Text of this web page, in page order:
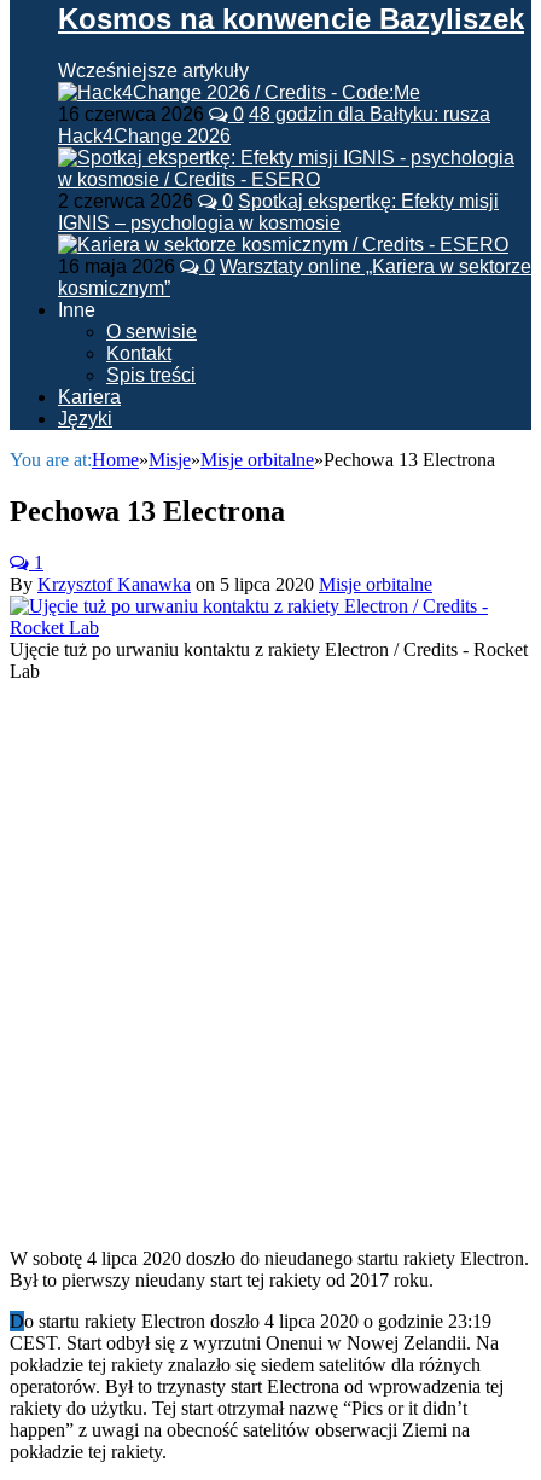
Kosmos na konwencie Bazyliszek
Wcześniejsze artykuły
16 czerwca 2026 0 48 godzin dla Bałtyku: rusza
Hack4Change 2026
2 czerwca 2026 0 Spotkaj ekspertkę: Efekty misji
IGNIS – psychologia w kosmosie
16 maja 2026 0 Warsztaty online „Kariera w sektorze
kosmicznym”
Inne
O serwisie
Kontakt
Spis treści
Kariera
Języki
You are at:Home»Misje»Misje orbitalne»Pechowa 13 Electrona
Pechowa 13 Electrona
1
By Krzysztof Kanawka on 5 lipca 2020 Misje orbitalne
Ujęcie tuż po urwaniu kontaktu z rakiety Electron / Credits - Rocket
Lab
W sobotę 4 lipca 2020 doszło do nieudanego startu rakiety Electron.
Był to pierwszy nieudany start tej rakiety od 2017 roku.
Do startu rakiety Electron doszło 4 lipca 2020 o godzinie 23:19
CEST. Start odbył się z wyrzutni Onenui w Nowej Zelandii. Na
pokładzie tej rakiety znalazło się siedem satelitów dla różnych
operatorów. Był to trzynasty start Electrona od wprowadzenia tej
rakiety do użytku. Tej start otrzymał nazwę “Pics or it didn’t
happen” z uwagi na obecność satelitów obserwacji Ziemi na
pokładzie tej rakiety.